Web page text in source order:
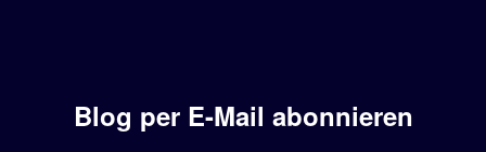
Blog per E-Mail abonnieren